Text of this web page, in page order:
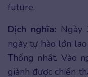
future.
Dịch nghĩa:
ngày tự hào lớn
Thống nhất. Vào
giành được chiến